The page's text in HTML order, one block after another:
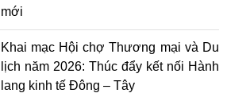
mới
Khai mạc Hội chợ Thương mại và Du
lịch năm 2026: Thúc đẩy kết nối Hành
lang kinh tế Đông – Tây